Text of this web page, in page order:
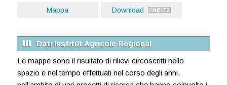
Mappa Download
Dati Institut Agricole Régional
Le mappe sono il risultato di rilievi circoscritti nello
spazio e nel tempo effettuati nel corso degli anni,